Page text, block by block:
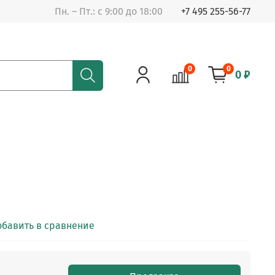
Пн. – Пт.: с 9:00 до 18:00 +7 495 255-56-77
0 0 0 ₽
в сравнение